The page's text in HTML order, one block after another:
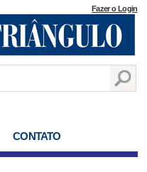
Fazer o Login
CONTATO